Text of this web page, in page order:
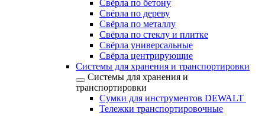
Свёрла по бетону
Свёрла по дереву
Свёрла по металлу
Свёрла по стеклу и плитке
Свёрла универсальные
Свёрла центрирующие
Системы для хранения и транспортировки
Системы для хранения и
транспортировки
Сумки для инструментов DEWALT
Тележки транспортировочные